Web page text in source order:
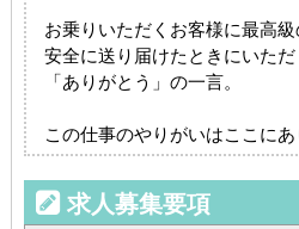
お乗りいただくお客様に最高
安全に送り届けたときにいただ
「ありがとう」の一言。
この仕事のやりがいはここにあ
求人募集要項